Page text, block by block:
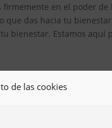
de las cookies
firmemente en el poder de
que das hacia tu
bienestar. Estamos aquí